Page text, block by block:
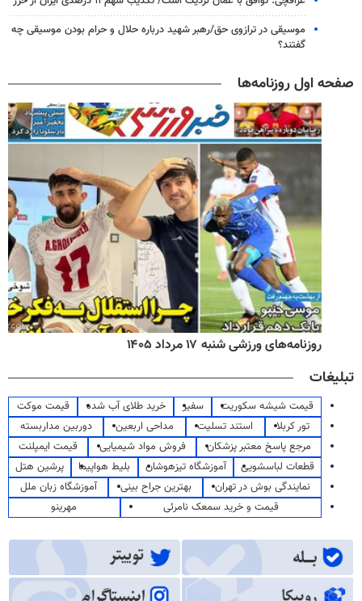
موسیقی در ترازوی حق/رهبر شهید درباره حلال و حرام بودن موسیقی چه
گفتند؟
صفحه اول روزنامه‌ها
روزنامه‌های ورزشی شنبه ۱۷ مرداد ۱۴۰۵
تبلیغات
قیمت شیشه سکوریت سفیر خرید طلای آب شده
قیمت موکت
تور کربلا
استند تسلیت مداحی اربعین
دوربین مداربسته
مرجع پاسخ معتبر پزشکان
فروش مواد شیمیایی
قیمت ایمپلنت
قطعات لباسشویی
آموزشگاه تیزهوشان بلیط هواپیما
پرشین هتل
نمایندگی بوش در تهران
بهترین جراح بینی
آموزشگاه زبان ملل
قیمت و خرید سمعک نامرئی
مهرینو